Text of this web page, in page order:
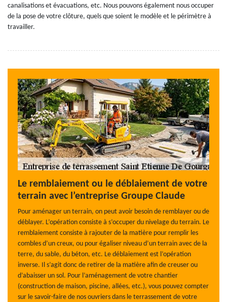
canalisations et évacuations, etc. Nous pouvons également nous occuper
de la pose de votre clôture, quels que soient le modèle et le périmètre à
travailler.
Le remblaiement ou le déblaiement de votre
terrain avec l’entreprise Groupe Claude
Pour aménager un terrain, on peut avoir besoin de remblayer ou de
déblayer. L’opération consiste à s’occuper du nivelage du terrain. Le
remblaiement consiste à rajouter de la matière pour remplir les
combles d’un creux, ou pour égaliser niveau d’un terrain avec de la
terre, du sable, du béton, etc. Le déblaiement est l’opération
inverse. Il s’agit donc de retirer de la matière afin de creuser ou
d’abaisser un sol. Pour l’aménagement de votre chantier
(construction de maison, piscine, allées, etc.), vous pouvez compter
sur le savoir-faire de nos ouvriers dans le terrassement de votre